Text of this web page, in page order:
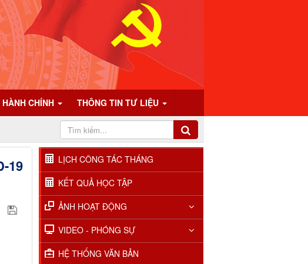
CHÍNH THÔNG TIN TƯ LIỆU
19
LỊCH CÔNG TÁC THÁNG
KẾT QUẢ HỌC TẬP
ẢNH HOẠT ĐỘNG
VIDEO - PHÓNG SỰ
HỆ THỐNG VĂN BẢN